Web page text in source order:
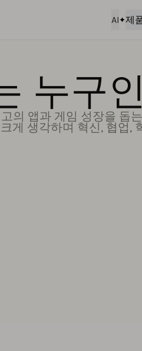
AI 제
누구
의 앱과 게임 성장을 돕
게 생각하며 혁신, 협업,